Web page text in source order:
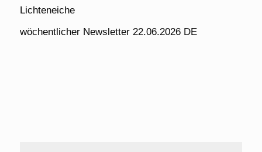
Lichteneiche
wöchentlicher Newsletter 22.06.2026 DE